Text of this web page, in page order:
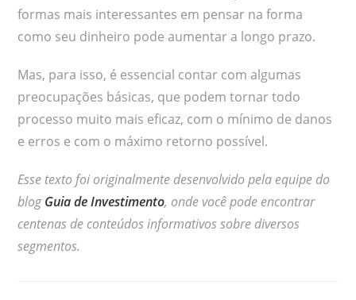
formas mais interessantes em pensar na forma
como seu dinheiro pode aumentar a longo prazo.
Mas, para isso, é essencial contar com algumas
preocupações básicas, que podem tornar todo
processo muito mais eficaz, com o mínimo de danos
e erros e com o máximo retorno possível.
Esse texto foi originalmente desenvolvido pela equipe do
blogGuia de Investimento, onde você pode encontrar
centenas de conteúdos informativos sobre diversos
segmentos.